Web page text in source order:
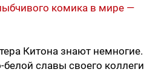
комика в мире —
Китона знают немногие.
славы своего коллеги